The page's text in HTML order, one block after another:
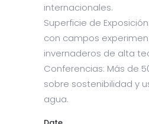
internacionales.
Superficie de
con campos
invernaderos de alta
Conferencias: Más de
sobre sostenibilidad y
agua.